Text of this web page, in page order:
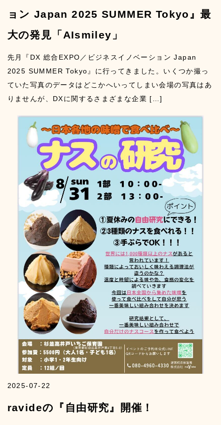
ョン Japan 2025 SUMMER Tokyo』最
大の発見「AIsmiley」
先月『DX 総合EXPO／ビジネスイノベーション Japan
2025 SUMMER Tokyo』に行ってきました。いくつか撮っ
ていた写真のデータはどこかへいってしまい会場の写真はあ
りませんが、DXに関するさまざまな企業 […]
2025-07-22
ravideの『自由研究』開催！